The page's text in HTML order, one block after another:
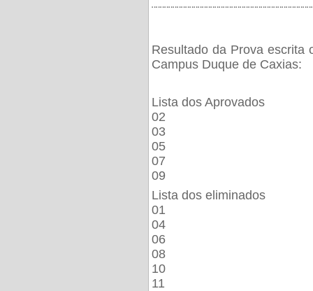
Resultado da Prova escrita
Campus Duque de Caxias:
Lista dos Aprovados
02
03
05
07
09
Lista dos eliminados
01
04
06
08
10
11